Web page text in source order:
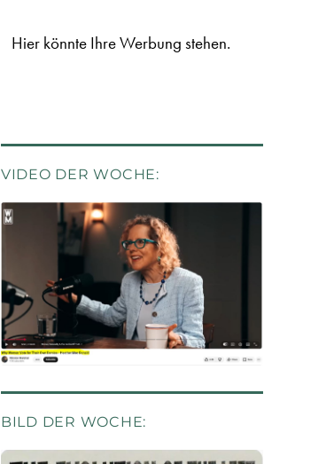
Hier könnte Ihre Werbung stehen.
VIDEO DER WOCHE:
BILD DER WOCHE: